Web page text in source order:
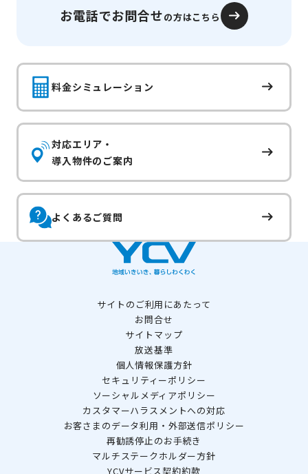
お電話でお問合せの方はこちら
料金シミュレーション
対応エリア・
導入物件のご案内
よくあるご質問
サイトのご利用にあたって
お問合せ
サイトマップ
放送基準
個人情報保護方針
セキュリティーポリシー
ソーシャルメディアポリシー
カスタマーハラスメントへの対応
お客さまのデータ利用・外部送信ポリシー
再勧誘停止のお手続き
マルチステークホルダー方針
YCVサービス契約約款